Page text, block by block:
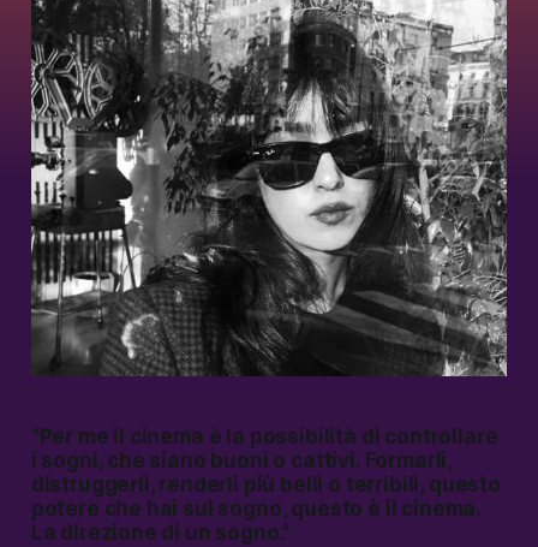
“Per me il cinema è la possibilità di controllare
i sogni, che siano buoni o cattivi. Formarli,
distruggerli, renderli più belli o terribili, questo
potere che hai sul sogno, questo è il cinema.
La direzione di un sogno.”